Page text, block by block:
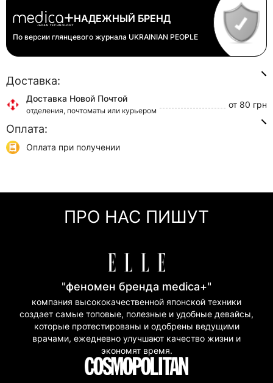
НАДЕЖНЫЙ БРЕНД
По версии глянцевого журнала UKRAINIAN PEOPLE
Доставка:
Доставка Новой Почтой
отделения, почтоматы или курьером
от 80 грн
Доставка Укр Почтой
Оплата:
Оплата при получении
Покупка частями (Моно Банк)
ПРО НАС ПИШУТ
"феномен бренда medica+"
компания высококачественной японской техники
создает самые топовые, полезные и удобные девайсы,
которые протестированы и одобрены ведущими
врачами, ежедневно улучшают качество жизни и
экономят время.